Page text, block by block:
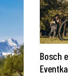
Bosch